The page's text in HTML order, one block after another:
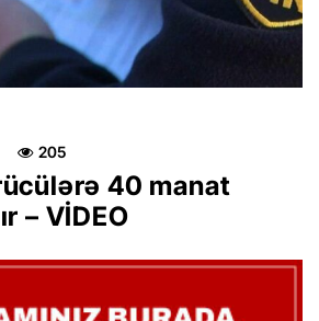
205
40 manat
– VİDEO